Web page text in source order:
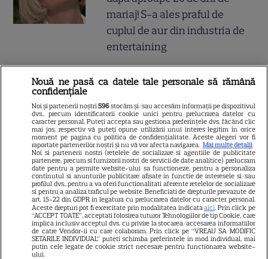
mariaj! S-a ales praful de
cuplul de aur din industria de
entertaining
Anunțul momentului! A vrut
și Adrian Alexandrov, după 10
ani de relație și un copil rupt
din soare au...
SERIALE
Nouă ne pasă ca datele tale personale să rămână
confidențiale
Noi și partenerii noștri596 stocăm și/sau accesăm informații pe dispozitivul
dvs., precum identificatorii cookie unici pentru prelucrarea datelor cu
caracter personal. Puteți accepta sau gestiona preferințele dvs. făcând clic
mai jos, respectiv vă puteți opune utilizării unui interes legitim în orice
moment pe pagina cu politica de confidențialitate. Aceste alegeri vor fi
raportate partenerilor noștri și nu vă vor afecta navigarea. Mai multe detalii
Noi si partenerii nostri (retelele de socializare si agentiile de publicitate
partenere, precum si furnizorii nostri de servicii de date analitice) prelucram
date pentru a permite website-ului sa functioneze, pentru a personaliza
continutul si anunturile publicitare afisate in functie de interesele si/sau
profilul dvs., pentru a va oferi functionalitati aferente retelelor de socializare
si pentru a analiza traficul pe website. Beneficiati de drepturile prevazute de
art. 15-22 din GDPR in legatura cu prelucrarea datelor cu caracter personal.
Aceste drepturi pot fi exercitate prin modalitatea indicataaici. Prin click pe
“ACCEPT TOATE”, acceptati folosirea tuturor Tehnologiilor de tip Cookie, care
implica inclusiv acceptul dvs. cu privire la stocarea/accesarea informatiilor
de catre Vendor-ii cu care colaboram. Prin click pe “VREAU SA MODIFIC
SETARILE INDIVIDUAL” puteti schimba preferintele in mod individual, mai
putin cele legate de cookie strict necesare pentru functionarea website-
ului.